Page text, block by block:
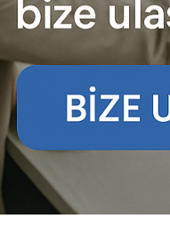
Zorunlu Çerezler
Oturum yönetimi,
çerezler olmadan
sayfaların popüler
anlamamıza